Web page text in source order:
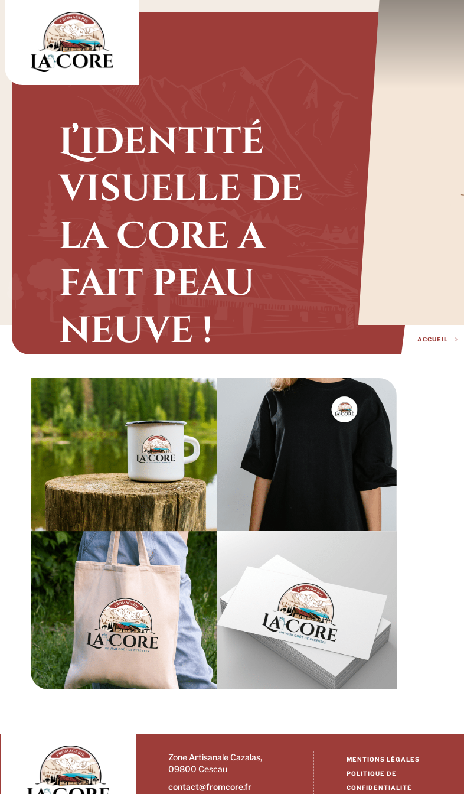
L’identité
visuelle de
la Core a
fait peau
neuve !
ACCUEIL
Zone Artisanale Cazalas,
09800 Cescau
contact@fromcore.fr
MENTIONS LÉGALES
POLITIQUE DE
CONFIDENTIALITÉ